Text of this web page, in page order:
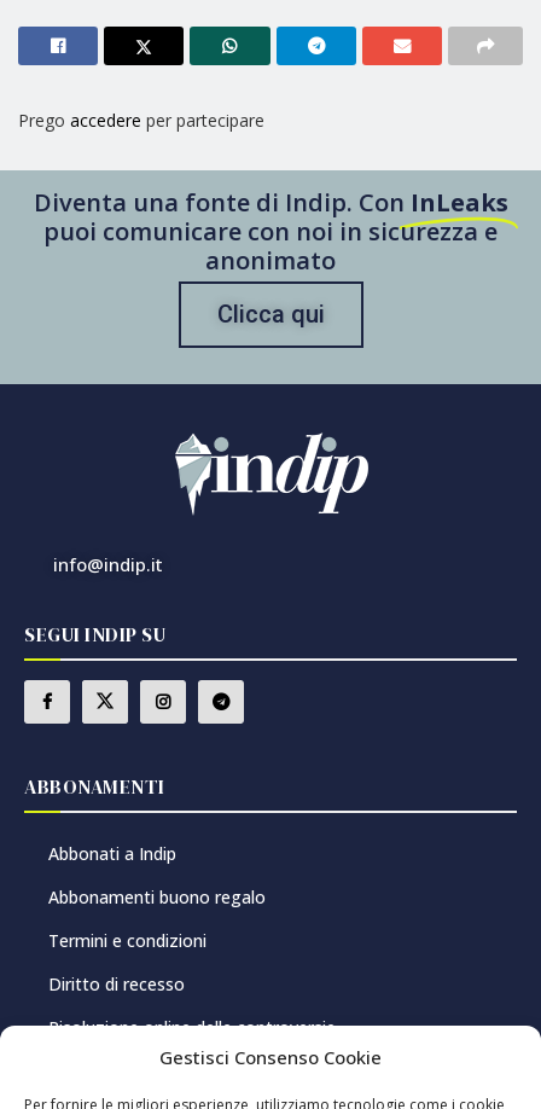
Gestisci Consenso Cookie
Per fornire le migliori esperienze, utilizziamo tecnologie come i cookie
Prego accedere per partecipare
Diventa una fonte di Indip. Con InLeaks
puoi comunicare con noi in sicurezza e
anonimato
Clicca qui
info@indip.it
SEGUI INDIP SU
ABBONAMENTI
Abbonati a Indip
Abbonamenti buono regalo
Termini e condizioni
Diritto di recesso
Risoluzione online delle controversie
PRIVACY E COOKIE